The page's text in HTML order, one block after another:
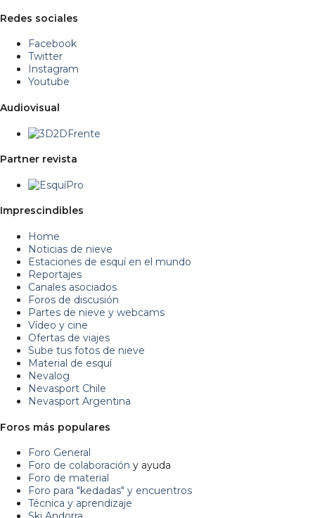
Redes sociales
Facebook
Twitter
Instagram
Youtube
Audiovisual
Partner revista
Imprescindibles
Home
Noticias de nieve
Estaciones de esquí en el mundo
Reportajes
Canales asociados
Foros de discusión
Partes de nieve y webcams
Vídeo y cine
Ofertas de viajes
Sube tus fotos de nieve
Material de esquí
Nevalog
Nevasport Chile
Nevasport Argentina
Foros más populares
Foro General
Foro de colaboración y ayuda
Foro de material
Foro para "kedadas" y encuentros
Técnica y aprendizaje